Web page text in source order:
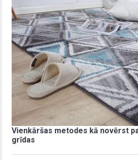
Vienkāršas metodes kā novērst
grīdas